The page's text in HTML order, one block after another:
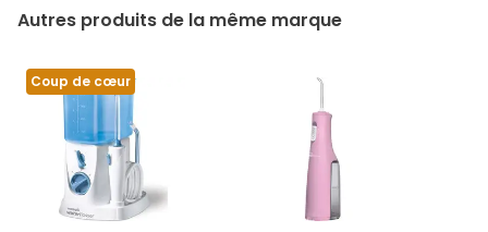
Autres produits de la même marque
Coup de cœur